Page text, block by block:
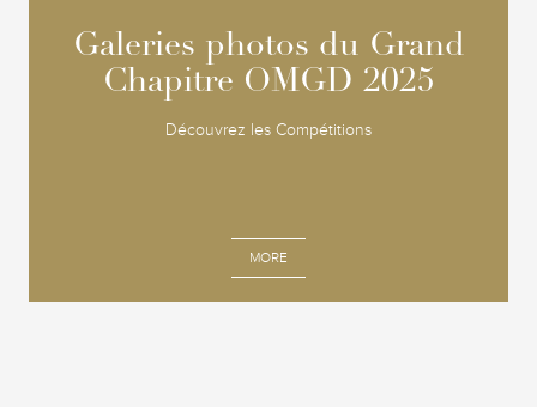
Galeries photos du Grand
Chapitre OMGD 2025
Découvrez les Compétitions
MORE
Galeries photos du Grand
Chapitre OMGD 2025